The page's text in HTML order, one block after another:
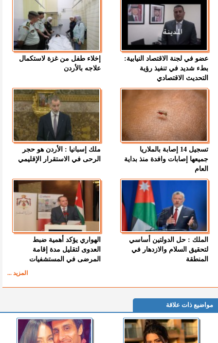
عضو في لجنة الاقتصاد النيابية:
بطء شديد في تنفيذ رؤية
التحديث الاقتصادي
إخلاء طفل من غزة لاستكمال
علاجه بالأردن
تسجيل 14 إصابة بالملاريا
جميعها إصابات وافدة منذ بداية
العام
ملك إسبانيا : الأردن هو حجر
الرحى في الاستقرار الإقليمي
الملك : حل الدولتين أساسي
لتحقيق السلام والازدهار في
المنطقة
الهواري يؤكد أهمية ضبط
العدوى لتقليل مدة إقامة
المرضى في المستشفيات
المزيد ...
مواضيع ذات علاقة